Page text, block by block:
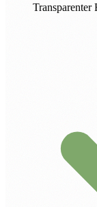
Transparenter